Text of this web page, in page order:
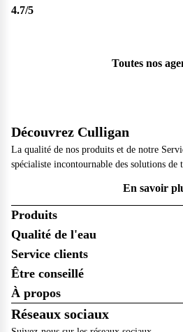
4.7/5
Toutes nos
Découvrez Culligan
La qualité de nos produits et de notre
spécialiste incontournable des solutions de
En savoir
Produits
Qualité de l'eau
Service clients
Être conseillé
À propos
Réseaux sociaux